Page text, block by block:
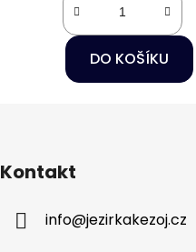
DO KOŠÍKU
Kontakt
info@jezirkakezoj.cz